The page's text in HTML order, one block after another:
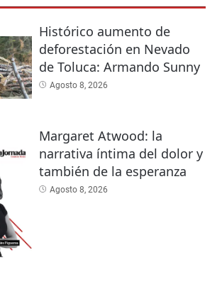
Histórico aumento de
deforestación en Nevado
de Toluca: Armando Sunny
Agosto 8, 2026
Margaret Atwood: la
narrativa íntima del dolor y
también de la esperanza
Agosto 8, 2026